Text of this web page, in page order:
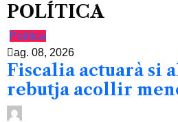
POLÍTICA
Política
ag. 08, 2026
Fiscalia actuarà si
rebutja acollir